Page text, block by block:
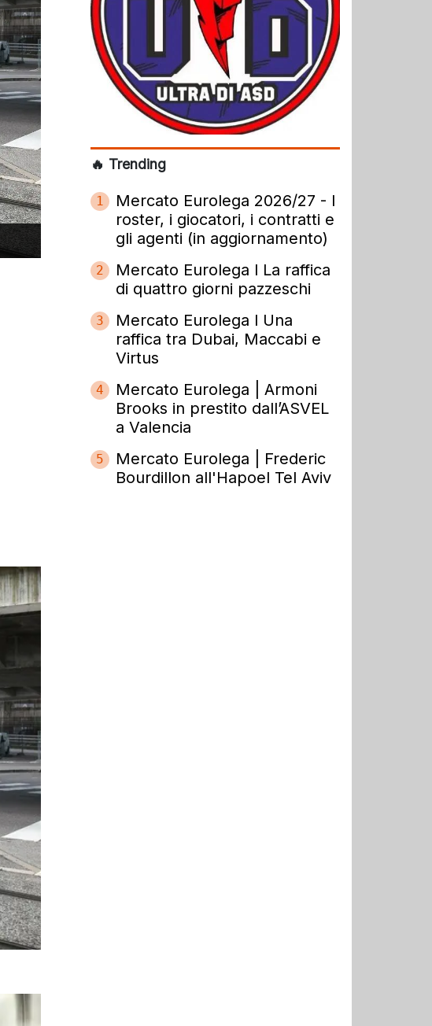
🔥 Trending
1
Mercato Eurolega 2026/27 - I
roster, i giocatori, i contratti e
gli agenti (in aggiornamento)
2
Mercato Eurolega l La raffica
di quattro giorni pazzeschi
3
Mercato Eurolega l Una
raffica tra Dubai, Maccabi e
Virtus
4
Mercato Eurolega | Armoni
Brooks in prestito dall’ASVEL
a Valencia
5
Mercato Eurolega | Frederic
Bourdillon all'Hapoel Tel Aviv